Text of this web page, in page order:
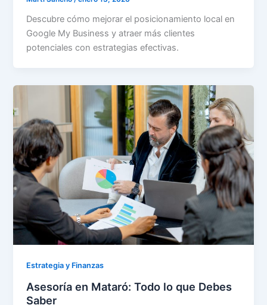
Descubre cómo mejorar el posicionamiento local en
Google My Business y atraer más clientes
potenciales con estrategias efectivas.
Estrategia y Finanzas
Asesoría en Mataró: Todo lo que Debes
Saber